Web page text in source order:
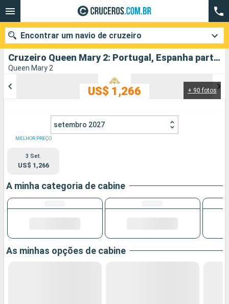
Cruzeiro Queen Mary 2: Portugal, Espanha partindo de Southampton
Queen Mary 2
+ 90 fotos
US$ 1,266
setembro 2027
MELHOR PREÇO
3 Set.
US$ 1,266
A minha categoria de cabine
As minhas opções de cabine
Encontrar um navio de cruzeiro
Data de partida
Cidades